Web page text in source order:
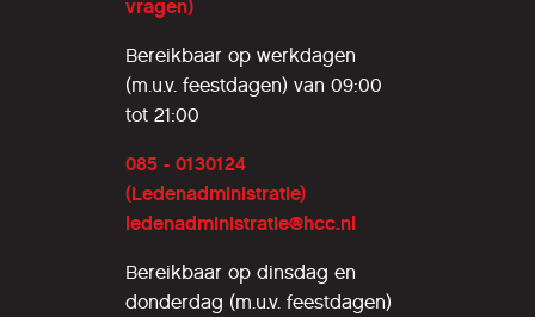
vragen)
Bereikbaar op werkdagen
(m.u.v. feestdagen) van 09:00
tot 21:00
085 - 0130124
(Ledenadministratie)
ledenadministratie@hcc.nl
Bereikbaar op dinsdag en
donderdag (m.u.v. feestdagen)